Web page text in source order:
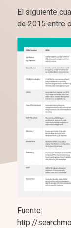
El siguiente
de 2015 entre
Fuente:
http://